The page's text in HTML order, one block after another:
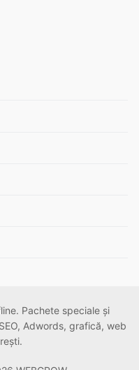
Pachete speciale și
Adwords, grafică, web